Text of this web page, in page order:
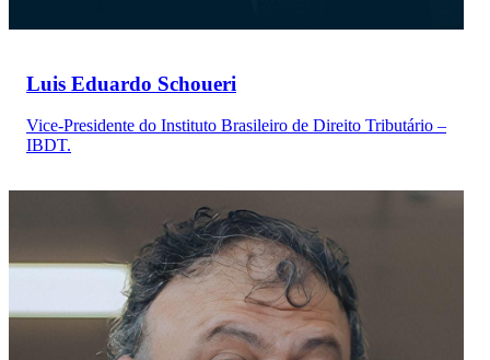
Luis Eduardo Schoueri
Vice-Presidente do Instituto Brasileiro de Direito Tributário –
IBDT.